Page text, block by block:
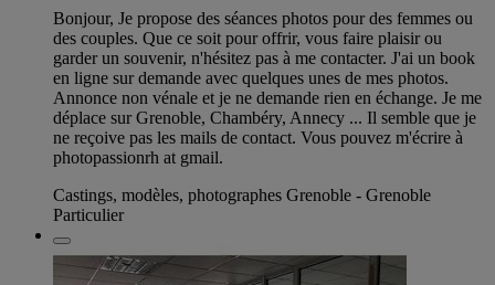
Bonjour, Je propose des séances photos pour des femmes ou
des couples. Que ce soit pour offrir, vous faire plaisir ou
garder un souvenir, n'hésitez pas à me contacter. J'ai un book
en ligne sur demande avec quelques unes de mes photos.
Annonce non vénale et je ne demande rien en échange. Je me
déplace sur Grenoble, Chambéry, Annecy ... Il semble que je
ne reçoive pas les mails de contact. Vous pouvez m'écrire à
photopassionrh at gmail.
Castings, modèles, photographes Grenoble - Grenoble
Particulier